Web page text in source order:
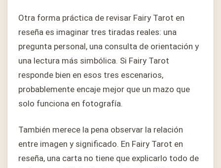
Otra forma práctica de revisar Fairy Tarot en
reseña es imaginar tres tiradas reales: una
pregunta personal, una consulta de orientación y
una lectura más simbólica. Si Fairy Tarot
responde bien en esos tres escenarios,
probablemente encaje mejor que un mazo que
solo funciona en fotografía.
También merece la pena observar la relación
entre imagen y significado. En Fairy Tarot en
reseña, una carta no tiene que explicarlo todo de